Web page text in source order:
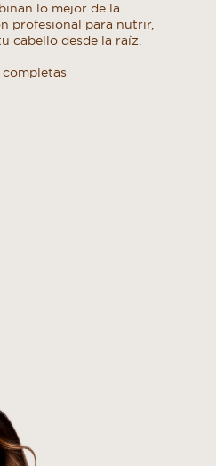
lo mejor de la
profesional para nutrir,
cabello desde la raíz.